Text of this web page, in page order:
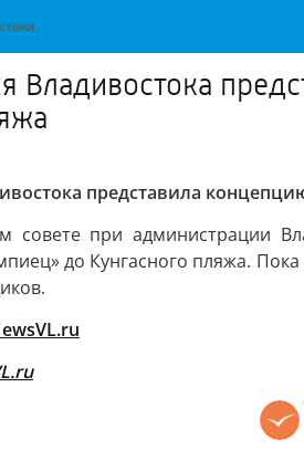
Владивостока
представила
совете при администрации
до Кунгасного пляжа.